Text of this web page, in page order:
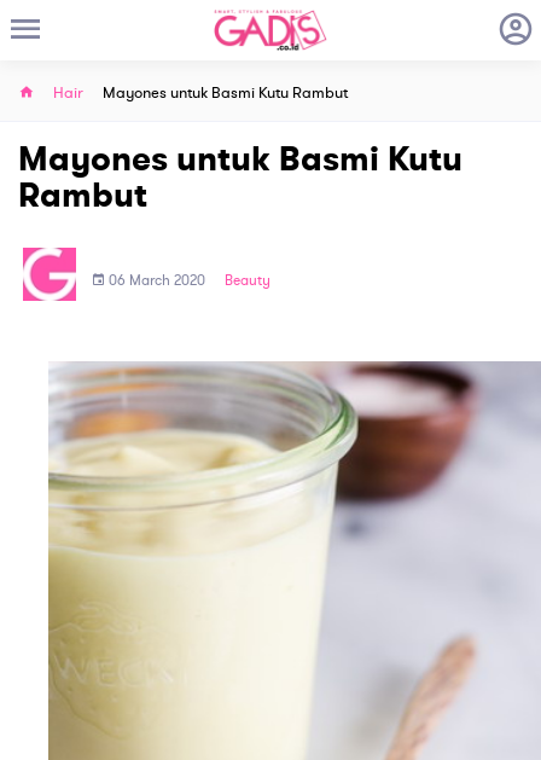
Hair Mayones untuk Basmi Kutu Rambut
Mayones untuk Basmi Kutu
Rambut
06 March 2020 Beauty